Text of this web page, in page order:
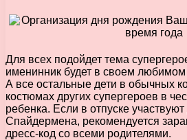
Для всех подойдет тема
именинник будет в своем любимом
А все остальные дети в обычных
костюмах других супергероев в
ребенка. Если в отпуске
Спайдермена, рекомендуется
дресс-код со всеми родителями.